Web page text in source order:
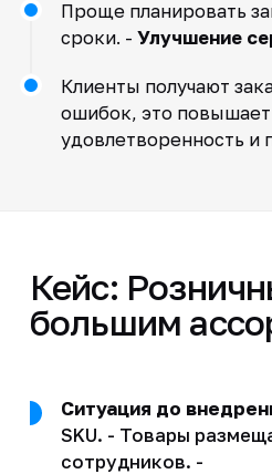
Проще планировать
сроки. - Улучшение
Клиенты получают
ошибок, это
удовлетворенность
Кейс:
большим
Ситуация до
SKU. - Товары
сотрудников. -